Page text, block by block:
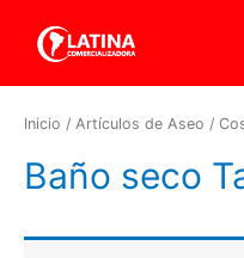
Inicio / Artículos de Aseo /
Baño seco